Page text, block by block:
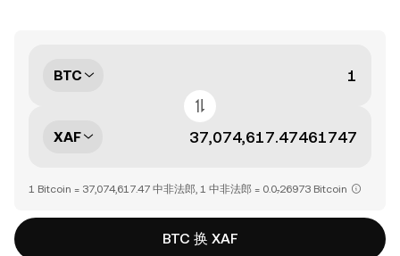
BTC
XAF
1 Bitcoin = 37,074,617.47 中非法郎, 1 中非法郎 = 0.0₇26973 Bitcoin
BTC 换 XAF